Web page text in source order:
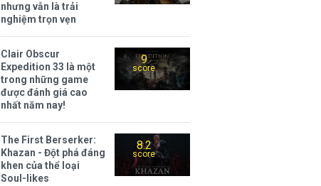
nhưng vẫn là trải
nghiệm trọn vẹn
9
score
Clair Obscur
Expedition 33 là một
trong những game
được đánh giá cao
nhất năm nay!
8.2
score
The First Berserker:
Khazan - Đột phá đáng
khen của thể loại
Soul-likes